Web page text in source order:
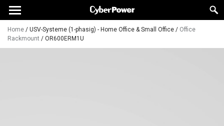
Home / USV-Systeme (1-phasig) - Home Office & Small Office / Office
Rackmount / OR600ERM1U